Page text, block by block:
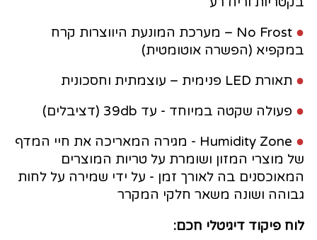
●
No Frost – מערכת המונעת היווצרות קרח
במקפיא (הפשרה אוטומטית)
● תאורת LED פנימית – עוצמתית וחסכונית
● פעולה שקטה במיוחד - עד 39db (דציבלים)
●
Humidity Zone - מגירה המאריכה את חיי המדף
של מוצרי המזון ושומרת על טריות המוצרים
המאוכסנים בה לאורך זמן - על ידי שמירה על לחות
גבוהה ושונה משאר חלקי המקרר
לוח פיקוד דיגיטלי חכם: